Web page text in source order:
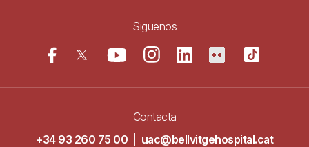
Siguenos
Contacta
+34 93 260 75 00
uac@bellvitgehospital.cat